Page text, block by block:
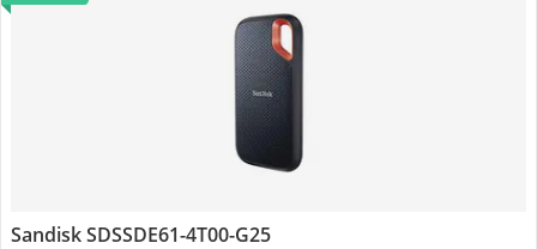
Sandisk ‎SDSSDE61-4T00-G25